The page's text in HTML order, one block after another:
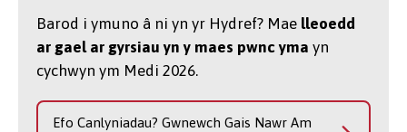
Barod i ymuno â ni yn yr Hydref? Mae lleoedd
ar gael ar gyrsiau yn y maes pwnc yma yn
cychwyn ym Medi 2026.
Efo Canlyniadau? Gwnewch Gais Nawr Am